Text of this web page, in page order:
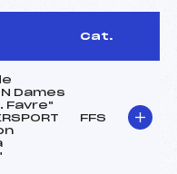
Cat.
Dames
Favre"
FFS